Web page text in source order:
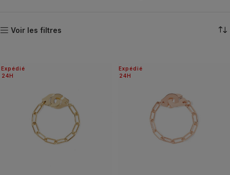
Voir les filtres
24H
Expédié
24H
Expédié